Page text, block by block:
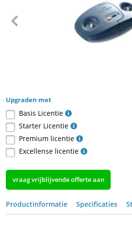
Upgraden met
Basis Licentie
Starter Licentie
Premium licentie
Excellense licentie
vraag vrijblijvende offerte aan
Productinformatie Specificaties